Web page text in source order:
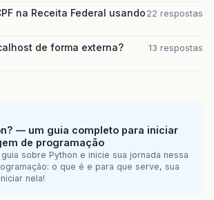
na Receita Federal usando22 respostas
de forma externa?
13 respostas
— um guia completo para iniciar
de programação
sobre Python e inicie sua jornada nessa
o que é e para que serve, sua
nela!